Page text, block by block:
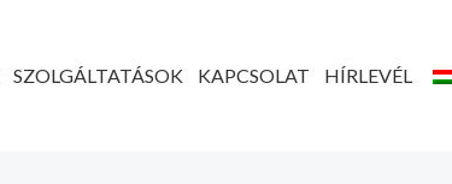
SZOLGÁLTATÁSOK KAPCSOLAT HÍRLEVÉL